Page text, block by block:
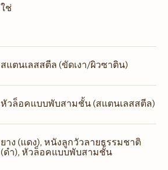
ใช่
สแตนเลสสตีล (ขัดเงา/ผิวซาติน)
หัวล็อคแบบพับสามชั้น (สแตนเลสสตีล)
ยาง (แดง), หนังลูกวัวลายธรรมชาติ
(ดำ), หัวล็อคแบบพับสามชั้น